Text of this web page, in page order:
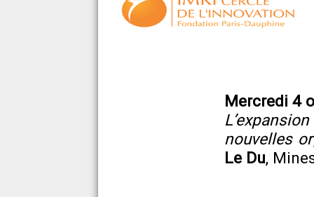
Mercredi 4
nouvelles
Le Du,